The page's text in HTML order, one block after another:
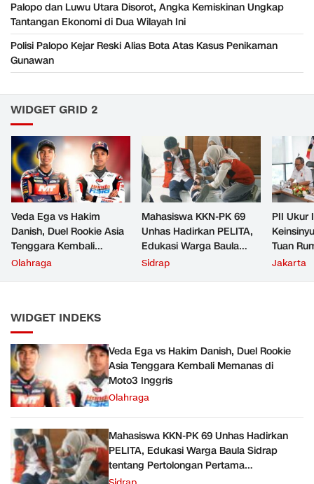
Palopo dan Luwu Utara Disorot, Angka Kemiskinan Ungkap
Tantangan Ekonomi di Dua Wilayah Ini
Polisi Palopo Kejar Reski Alias Bota Atas Kasus Penikaman
Gunawan
WIDGET GRID 2
Veda Ega vs Hakim
Danish, Duel Rookie Asia
Tenggara Kembali
Memanas di Moto3
Olahraga
Mahasiswa KKN-PK 69
Unhas Hadirkan PELITA,
Edukasi Warga Baula
Sidrap tentang
Sidrap
PII Ukur
Tuan
Insinyur
Jakarta
WIDGET INDEKS
Veda Ega vs Hakim Danish, Duel Rookie
Asia Tenggara Kembali Memanas di
Moto3 Inggris
Olahraga
Mahasiswa KKN-PK 69 Unhas Hadirkan
PELITA, Edukasi Warga Baula Sidrap
tentang Pertolongan Pertama
Kegawatdaruratan